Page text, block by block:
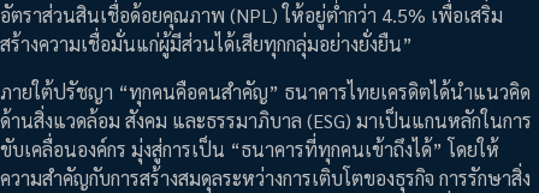
อัตราส่วนสินเชื่อด้อยคุณภาพ (NPL) ให้อยู่ต่ำกว่า 4.5% เพื่อเสริม
สร้างความเชื่อมั่นแก่ผู้มีส่วนได้เสียทุกกลุ่มอย่างยั่งยืน”
ภายใต้ปรัชญา “ทุกคนคือคนสำคัญ” ธนาคารไทยเครดิตได้นำแนวคิด
ด้านสิ่งแวดล้อม สังคม และธรรมาภิบาล (ESG) มาเป็นแกนหลักในการ
ขับเคลื่อนองค์กร มุ่งสู่การเป็น “ธนาคารที่ทุกคนเข้าถึงได้” โดยให้
ความสำคัญกับการสร้างสมดุลระหว่างการเติบโตของธุรกิจ การรักษาสิ่ง